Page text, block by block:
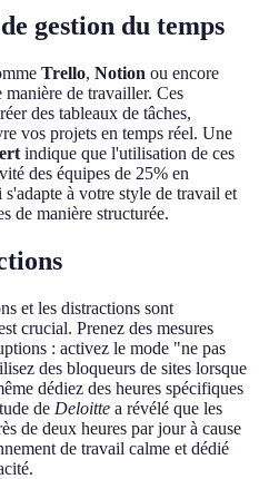
gestion du temps
Trello, Notion ou encore
de travailler. Ces
des tableaux de tâches,
vos projets en temps réel. Une
indique que l'utilisation de ces
des équipes de 25% en
à votre style de travail et
de manière structurée.
et les distractions sont
crucial. Prenez des mesures
: activez le mode "ne pas
des bloqueurs de sites lorsque
dédiez des heures spécifiques
de Deloitte a révélé que les
de deux heures par jour à cause
de travail calme et dédié